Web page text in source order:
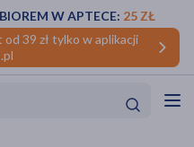
39 zł tylko w aplikacji
W APTECE: 25 ZŁ